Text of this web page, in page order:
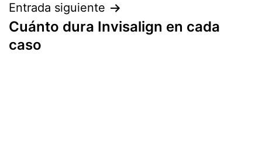
Entrada siguiente
Cuánto dura Invisalign en cada
caso